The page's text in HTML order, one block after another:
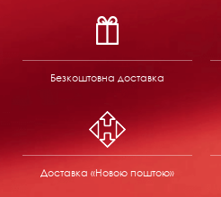
Безкоштовна доставка
Доставка «Новою поштою»